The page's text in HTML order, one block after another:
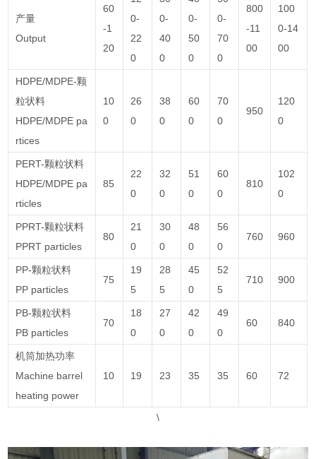
产量
Output
60
-1
20
0-
22
0
0-
40
0
0-
50
0
0-
70
0
800
-11
00
100
0-14
00
HDPE/MDPE-颗
粒状料
HDPE/MDPE pa
rtices
10
0
26
0
38
0
60
0
70
0
950
120
0
PERT-颗粒状料
HDPE/MDPE pa
rticles
85
22
0
32
0
51
0
60
0
810
102
0
PPRT-颗粒状料
PPRT particles
80
21
0
30
0
48
0
56
0
760 960
PP-颗粒状料
PP particles
75
19
5
28
5
45
0
52
5
710 900
PB-颗粒状料
PB particles
70
18
0
27
0
42
0
49
0
60 840
机筒加热功率
Machine barrel
heating power
10 19 23 35 35 60 72
\